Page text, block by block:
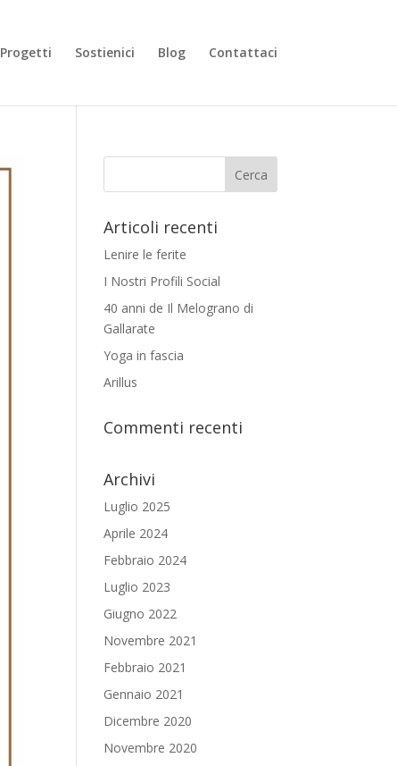
Progetti Sostienici Blog Contattaci
Articoli recenti
Lenire le ferite
I Nostri Profili Social
40 anni de Il Melograno di
Gallarate
Yoga in fascia
Arillus
Commenti recenti
Archivi
Luglio 2025
Aprile 2024
Febbraio 2024
Luglio 2023
Giugno 2022
Novembre 2021
Febbraio 2021
Gennaio 2021
Dicembre 2020
Novembre 2020